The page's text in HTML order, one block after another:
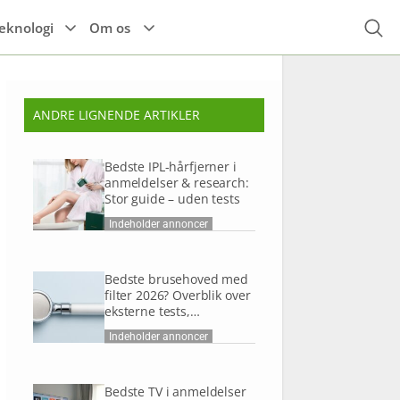
Espressomaskine
Kaffemaskine
TIlbehør
Højttalere
Alle el-køretøjer
køretøjer
Til kroppen
Om os
ANDRE LIGNENDE ARTIKLER
Bedste IPL-hårfjerner i
anmeldelser & research:
Stor guide – uden tests
Indeholder annoncer
Bedste brusehoved med
filter 2026? Overblik over
eksterne tests,
anmeldelser og research
Indeholder annoncer
Bedste TV i anmeldelser